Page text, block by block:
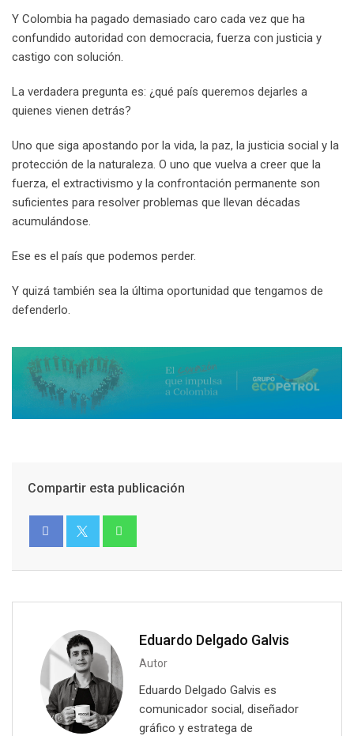
Y Colombia ha pagado demasiado caro cada vez que ha
confundido autoridad con democracia, fuerza con justicia y
castigo con solución.
La verdadera pregunta es: ¿qué país queremos dejarles a
quienes vienen detrás?
Uno que siga apostando por la vida, la paz, la justicia social y la
protección de la naturaleza. O uno que vuelva a creer que la
fuerza, el extractivismo y la confrontación permanente son
suficientes para resolver problemas que llevan décadas
acumulándose.
Ese es el país que podemos perder.
Y quizá también sea la última oportunidad que tengamos de
defenderlo.
Compartir esta publicación
Eduardo Delgado Galvis
Autor
Eduardo Delgado Galvis es
comunicador social, diseñador
gráfico y estratega de